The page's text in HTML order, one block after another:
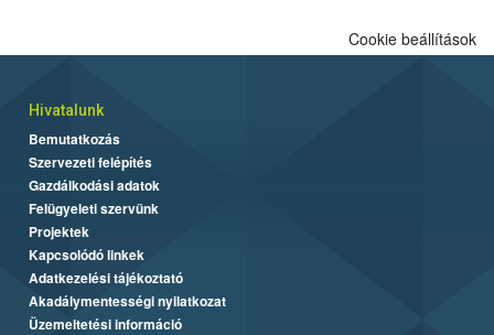
Cookie beállítások
Hivatalunk
Bemutatkozás
Szervezeti felépítés
Gazdálkodási adatok
Felügyeleti szervünk
Projektek
Kapcsolódó linkek
Adatkezelési tájékoztató
Akadálymentességi nyilatkozat
Üzemeltetési információ